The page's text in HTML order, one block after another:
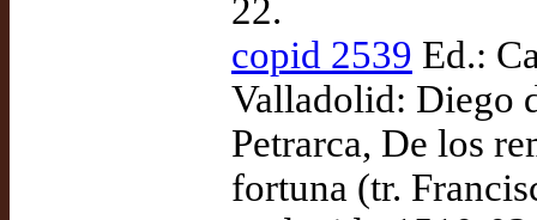
22.
copid 2539 Ed.:
Valladolid: Diego
Petrarca, De los
fortuna (tr.